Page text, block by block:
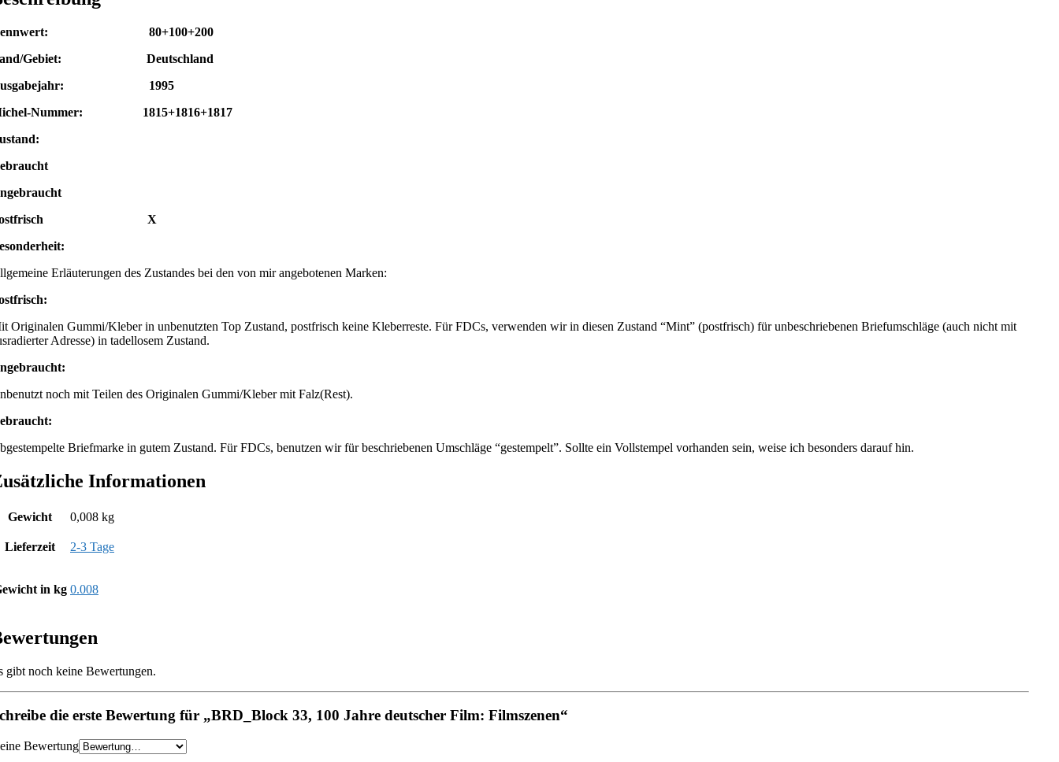
80+100+200
Gebiet: Deutschland
1995
Nummer: 1815+1816+1817
X
Erläuterungen des Zustandes bei den von mir angebotenen Marken:
Originalen Gummi/Kleber in unbenutzten Top Zustand, postfrisch keine Kleberreste. Für FDCs, verwenden wir in diesen Zustand “Mint” (postfrisch) für unbeschriebenen Briefumschläge (auch nicht mit
Adresse) in tadellosem Zustand.
noch mit Teilen des Originalen Gummi/Kleber mit Falz(Rest).
Briefmarke in gutem Zustand. Für FDCs, benutzen wir für beschriebenen Umschläge “gestempelt”. Sollte ein Vollstempel vorhanden sein, weise ich besonders darauf hin.
Informationen
Gewicht 0,008 kg
Lieferzeit 2-3 Tage
in kg 0.008
gibt noch keine Bewertungen.
die erste Bewertung für „BRD_Block 33, 100 Jahre deutscher Film: Filmszenen“
Bewertung